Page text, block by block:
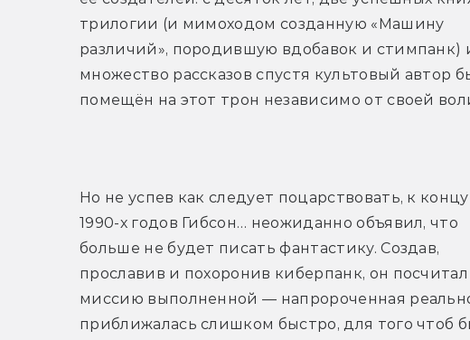
трилогии (и мимоходом созданную «Машину
различий», породившую вдобавок и стимпанк)
множество рассказов спустя культовый автор
помещён на этот трон независимо от своей
Но не успев как следует поцарствовать, к концу
1990-х годов Гибсон… неожиданно объявил, что
больше не будет писать фантастику. Создав,
прославив и похоронив киберпанк, он
миссию выполненной — напророченная
приближалась слишком быстро, для того чтоб